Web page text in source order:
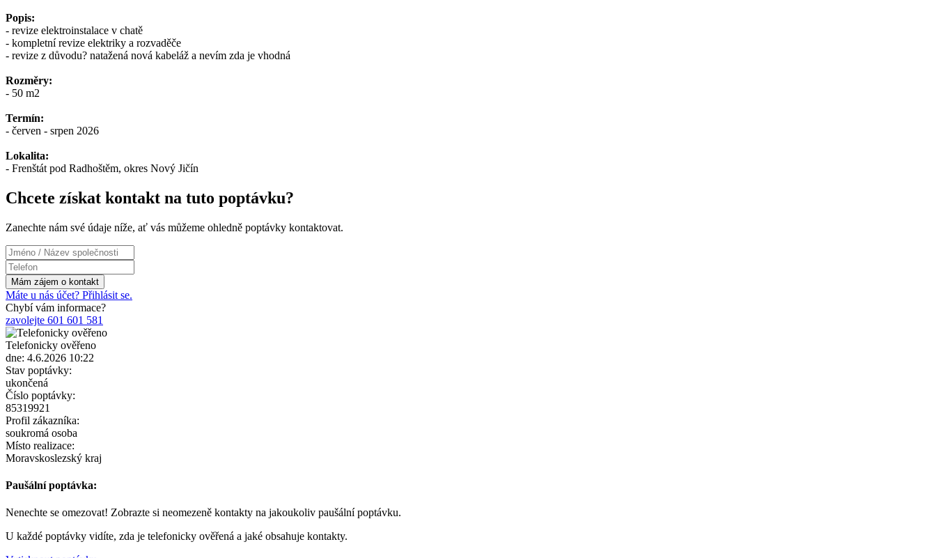
Popis:
- revize elektroinstalace v chatě
- kompletní revize elektriky a rozvaděče
- revize z důvodu? natažená nová kabeláž a nevím zda je vhodná
Rozměry:
- 50 m2
Termín:
- červen - srpen 2026
Lokalita:
- Frenštát pod Radhoštěm, okres Nový Jičín
Chcete získat kontakt na tuto poptávku?
Zanechte nám své údaje níže, ať vás můžeme ohledně poptávky kontaktovat.
Máte u nás účet? Přihlásit se.
Chybí vám informace?
zavolejte 601 601 581
Telefonicky ověřeno
dne: 4.6.2026 10:22
Stav poptávky:
ukončená
Číslo poptávky:
85319921
Profil zákazníka:
soukromá osoba
Místo realizace:
Moravskoslezský kraj
Paušální poptávka:
Nenechte se omezovat! Zobrazte si neomezeně kontakty na jakoukoliv paušální poptávku.
U každé poptávky vidíte, zda je telefonicky ověřená a jaké obsahuje kontakty.